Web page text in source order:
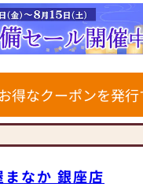
仏壇やモダ
壇、またコン
仏壇など、お
せて選ぶこ
の素材や彫
豊富にご用意
心からご供
見つけてい
うそくや花
なお仏壇を
も国内の家
作り上げたお
新しいカタ
ビスのご案
大変混みあい
がおすすめで
写真スライ
ポンを受け取
頂いて、
おすすめで
びくださ
お得なクーポンを発行
なか 銀座店